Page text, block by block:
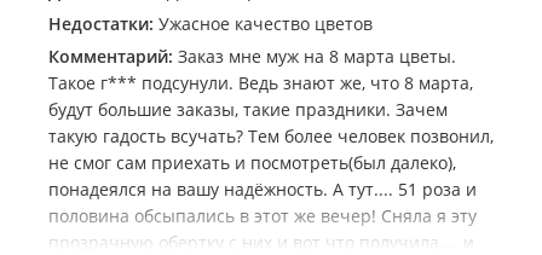
Недостатки: Ужасное качество цветов
Комментарий: Заказ мне муж на 8 марта цветы.
Такое г*** подсунули. Ведь знают же, что 8 марта,
будут большие заказы, такие праздники. Зачем
такую гадость всучать? Тем более человек позвонил,
не смог сам приехать и посмотреть(был далеко),
понадеялся на вашу надёжность. А тут.... 51 роза и
половина обсыпались в этот же вечер! Сняла я эту
прозрачную обертку с них и вот что получила.... и